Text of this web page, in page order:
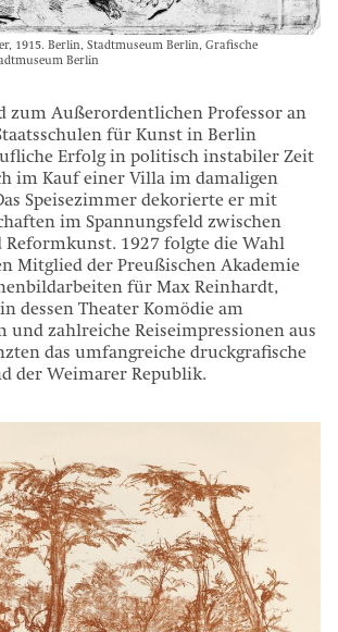
1915. Berlin, Stadtmuseum Berlin, Grafische
Berlin
zum Außerordentlichen Professor an
für Kunst in Berlin
Erfolg in politisch instabiler Zeit
im Kauf einer Villa im damaligen
Speisezimmer dekorierte er mit
im Spannungsfeld zwischen
1927 folgte die Wahl
Mitglied der Preußischen Akademie
für Max Reinhardt,
dessen Theater Komödie am
und zahlreiche Reiseimpressionen aus
das umfangreiche druckgrafische
der Weimarer Republik.